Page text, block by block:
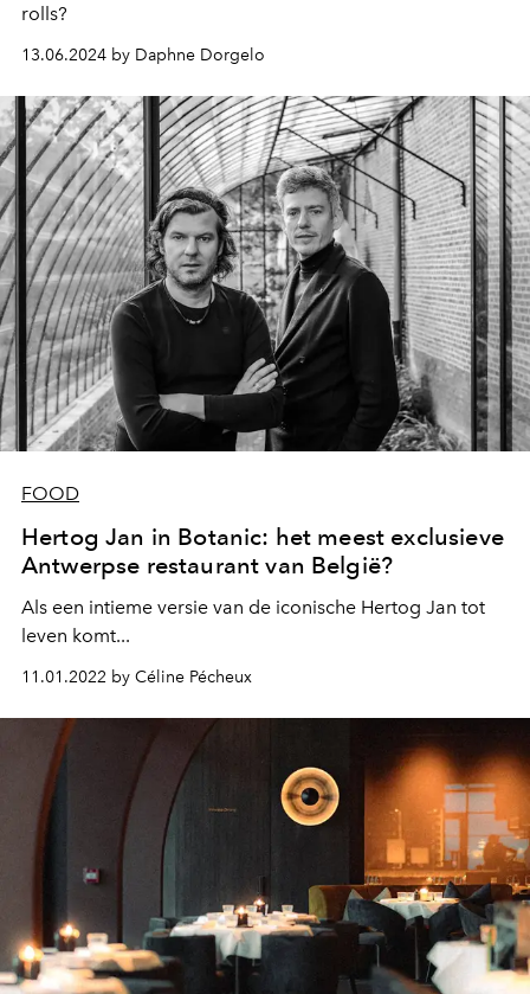
rolls?
13.06.2024 by Daphne Dorgelo
FOOD
Hertog Jan in Botanic: het meest exclusieve
Antwerpse restaurant van België?
Als een intieme versie van de iconische Hertog Jan tot
leven komt...
11.01.2022 by Céline Pécheux